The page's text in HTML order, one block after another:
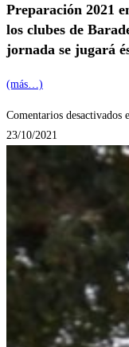
Preparación 2021
los clubes de
jornada se jugará
(más…)
Comentarios desactivados
23/10/2021